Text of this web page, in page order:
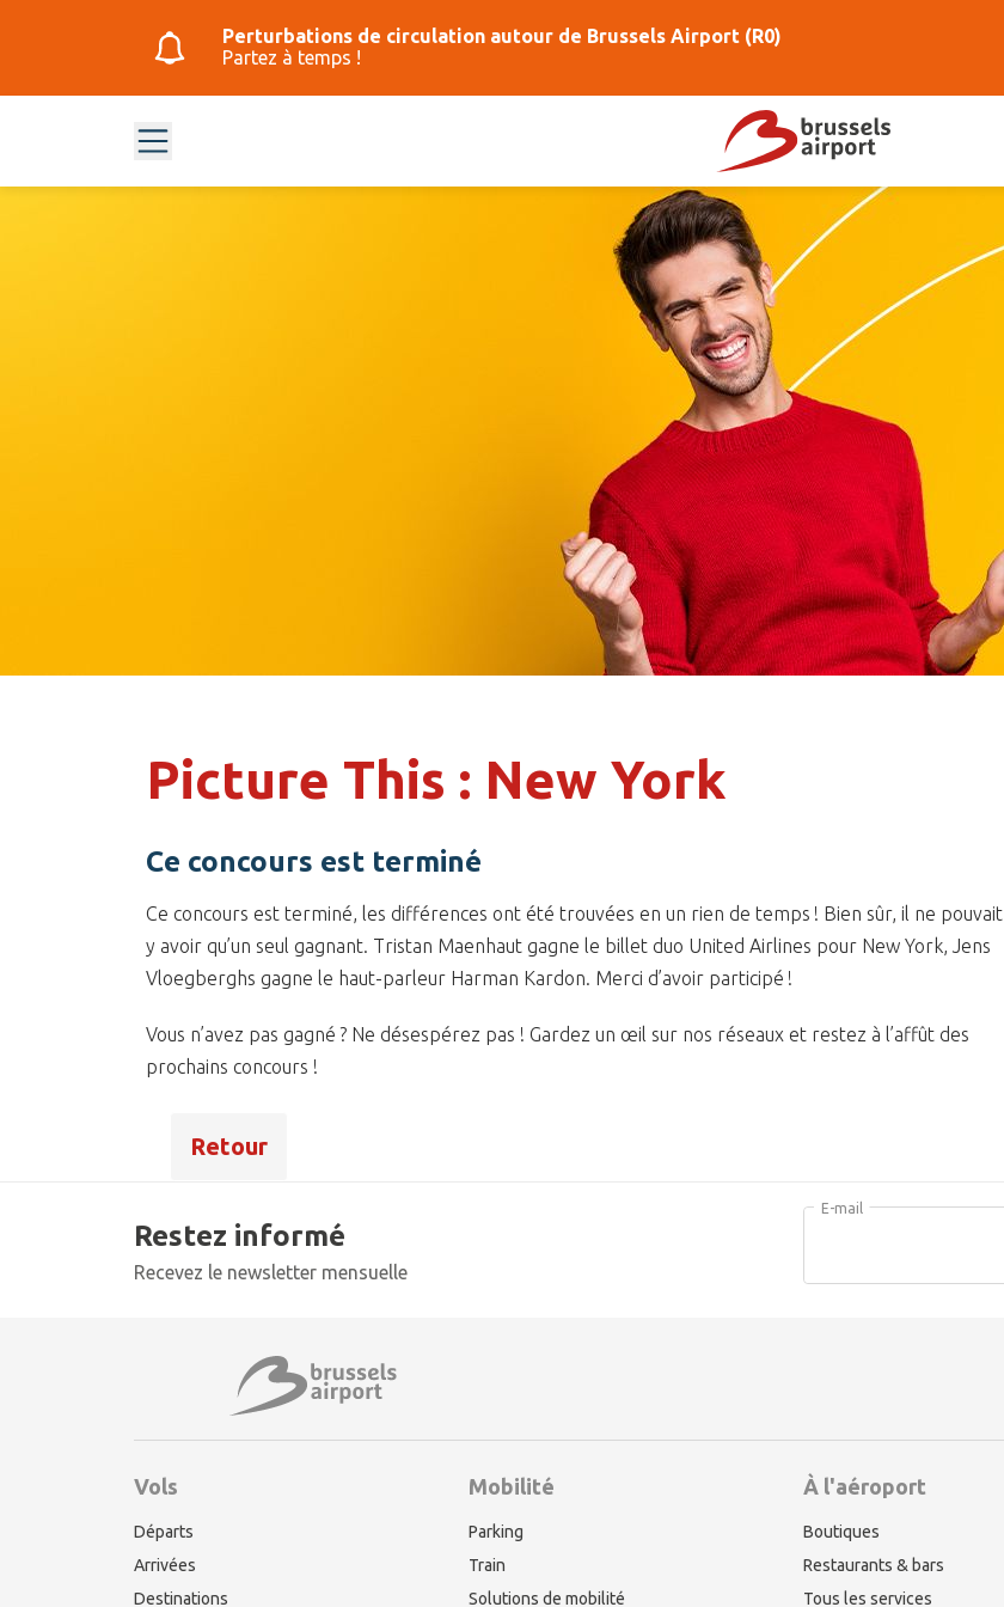
Perturbations de circulation autour de Brussels Airport (R0)
Partez à temps !
Picture This : New York
Ce concours est terminé
Ce concours est terminé, les différences ont été trouvées en un rien de temps ! Bien sûr, il ne pouvait
y avoir qu’un seul gagnant. Tristan Maenhaut gagne le billet duo United Airlines pour New York, Jens
Vloegberghs gagne le haut-parleur Harman Kardon. Merci d’avoir participé !
Vous n’avez pas gagné ? Ne désespérez pas ! Gardez un œil sur nos réseaux et restez à l’affût des
prochains concours !
Retour